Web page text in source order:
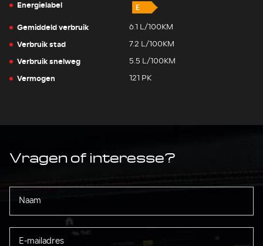
Energielabel
Gemiddeld verbruik
6.1 L/100KM
Verbruik stad 7.2 L/100KM
Verbruik snelweg 5.5 L/100KM
Vermogen 121 PK
Vragen of interesse?